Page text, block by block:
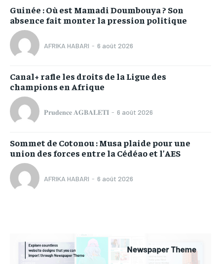
Guinée : Où est Mamadi Doumbouya ? Son
absence fait monter la pression politique
AFRIKA HABARI - 6 août 2026
Canal+ rafle les droits de la Ligue des
champions en Afrique
𝐏𝐫𝐮𝐝𝐞𝐧𝐜𝐞 𝐀𝐆𝐁𝐀𝐋𝐄𝐓𝐈 - 6 août 2026
Sommet de Cotonou : Musa plaide pour une
union des forces entre la Cédéao et l’AES
AFRIKA HABARI - 6 août 2026